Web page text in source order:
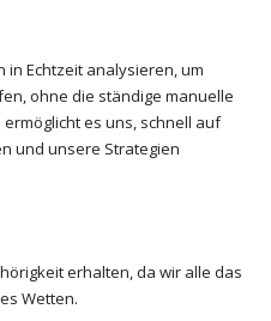
in Echtzeit analysieren, um
ohne die ständige manuelle
es uns, schnell auf
und unsere Strategien
erhalten, da wir alle das
Wetten.